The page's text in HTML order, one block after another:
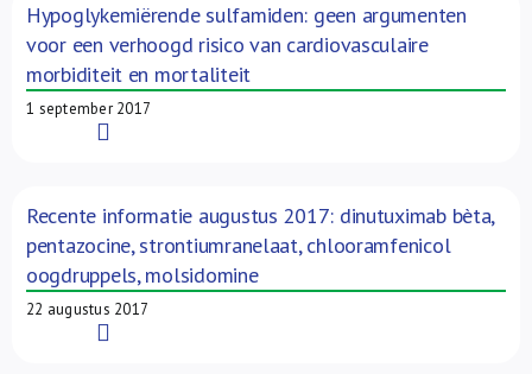
Hypoglykemiërende sulfamiden: geen argumenten
voor een verhoogd risico van cardiovasculaire
morbiditeit en mortaliteit
1 september 2017
Recente informatie augustus 2017: dinutuximab bèta,
pentazocine, strontiumranelaat, chlooramfenicol
oogdruppels, molsidomine
22 augustus 2017